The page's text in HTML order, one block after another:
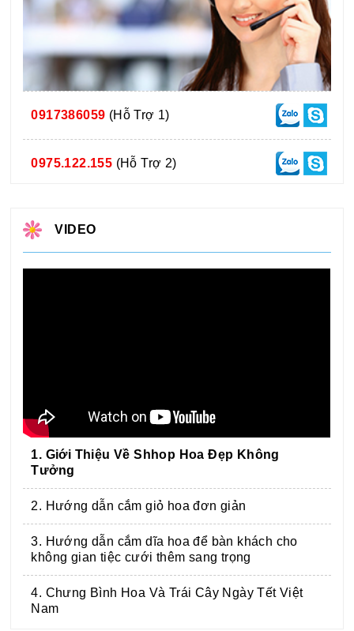
0917386059 (Hỗ Trợ 1)
0975.122.155 (Hỗ Trợ 2)
VIDEO
1. Giới Thiệu Về Shhop Hoa Đẹp Không
Tưởng
2. Hướng dẫn cắm giỏ hoa đơn giản
3. Hướng dẫn cắm dĩa hoa để bàn khách cho
không gian tiệc cưới thêm sang trọng
4. Chưng Bình Hoa Và Trái Cây Ngày Tết Việt
Nam